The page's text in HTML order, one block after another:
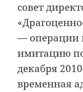
совет
— операции
имитацию
декабря
временная